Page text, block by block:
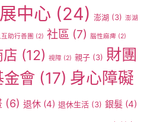
中心 (24) 澎湖 (3) 澎湖
助行善團 (2) 社區 (7) 腦性麻痺 (2)
(12) 視障 (2) 親子 (3) 財團
金會 (17) 身心障礙
(6) 退休 (4) 退休生活 (3) 銀髮 (4)